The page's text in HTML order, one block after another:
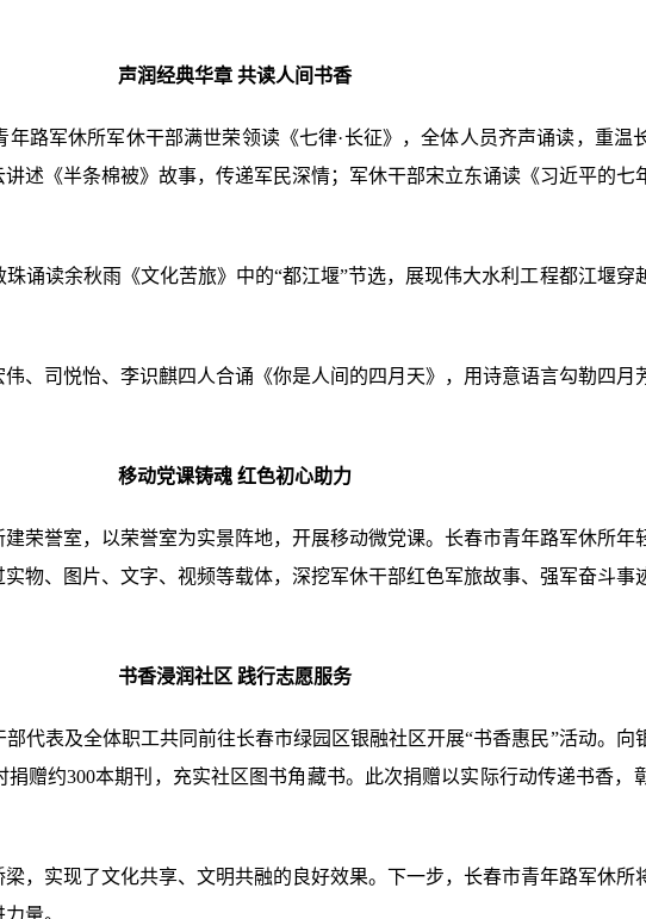
声润经典华章 共读人间书香
路军休所军休干部满世荣领读《七律·长征》，全体人员齐声诵读，重温
述《半条棉被》故事，传递军民深情；军休干部宋立东诵读《习近平的七
诵读余秋雨《文化苦旅》中的“都江堰”节选，展现伟大水利工程都江堰穿
、司悦怡、李识麒四人合诵《你是人间的四月天》，用诗意语言勾勒四月
移动党课铸魂 红色初心助力
荣誉室，以荣誉室为实景阵地，开展移动微党课。长春市青年路军休所年
物、图片、文字、视频等载体，深挖军休干部红色军旅故事、强军奋斗事
书香浸润社区 践行志愿服务
代表及全体职工共同前往长春市绿园区银融社区开展“书香惠民”活动。向
赠约300本期刊，充实社区图书角藏书。此次捐赠以实际行动传递书香，
，实现了文化共享、文明共融的良好效果。下一步，长春市青年路军休所
量。